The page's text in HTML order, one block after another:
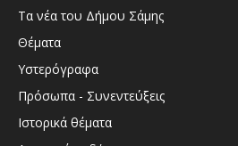
Τα νέα του Δήμου Σάμης
Θέματα
Υστερόγραφα
Πρόσωπα - Συνεντεύξεις
Ιστορικά θέματα